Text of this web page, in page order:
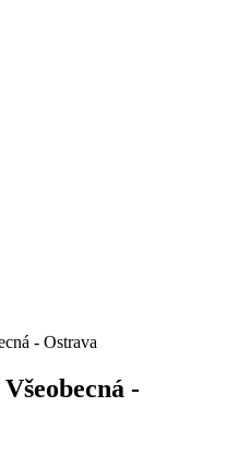
- Ostrava
-